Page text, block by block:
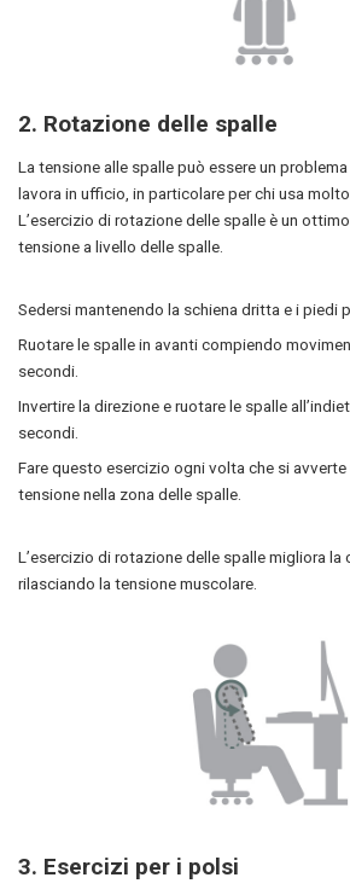
2. Rotazione delle spalle
La tensione alle spalle può essere un
lavora in ufficio, in particolare per chi usa
L’esercizio di rotazione delle spalle è un
tensione a livello delle spalle.
Sedersi mantenendo la schiena dritta e i piedi
Ruotare le spalle in avanti compiendo
secondi.
Invertire la direzione e ruotare le spalle
secondi.
Fare questo esercizio ogni volta che si
tensione nella zona delle spalle.
L’esercizio di rotazione delle spalle migliora la
rilasciando la tensione muscolare.
3. Esercizi per i polsi